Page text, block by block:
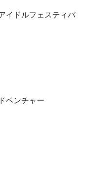
イドルフェスティバ
ベンチャー